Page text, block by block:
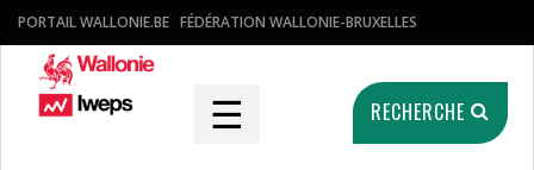
PORTAIL WALLONIE.BE FÉDÉRATION WALLONIE-BRUXELLES
☰ RECHERCHE